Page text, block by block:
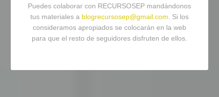
Puedes colaborar con RECURSOSEP mandándonos
tus materiales a blogrecursosep@gmail.com. Si los
consideramos apropiados se colocarán en la web
para que el resto de seguidores disfruten de ellos.